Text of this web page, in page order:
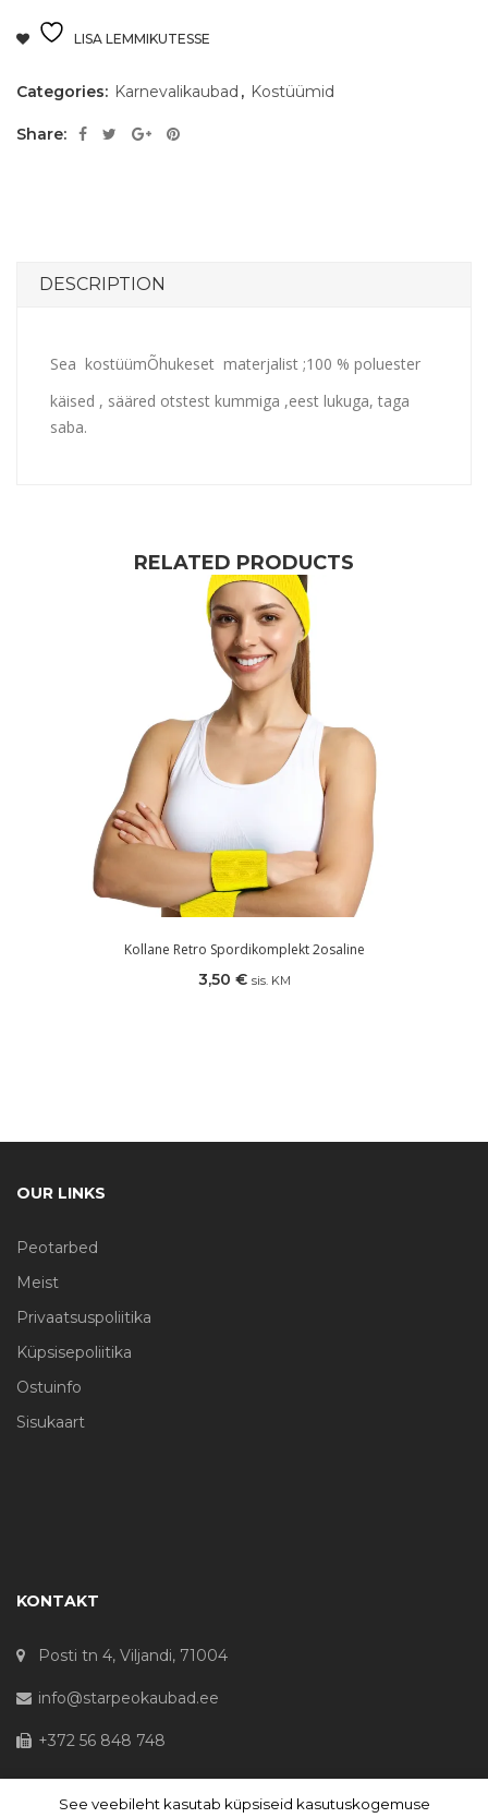
LISA LEMMIKUTESSE
Categories: Karnevalikaubad , Kostüümid
Share:
DESCRIPTION
Sea kostüümÕhukeset materjalist ;100 % poluester
käised , sääred otstest kummiga ,eest lukuga, taga
saba.
RELATED PRODUCTS
Kollane Retro Spordikomplekt 2osaline
3,50 € sis. KM
OUR LINKS
Peotarbed
Meist
Privaatsuspoliitika
Küpsisepoliitika
Ostuinfo
Sisukaart
KONTAKT
Posti tn 4, Viljandi, 71004
info@starpeokaubad.ee
+372 56 848 748
See veebileht kasutab küpsiseid kasutuskogemuse